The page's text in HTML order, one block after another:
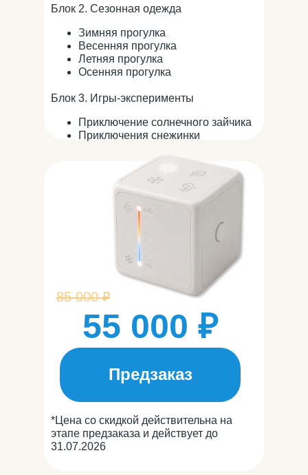
85 000 ₽
55 000 ₽
Блок 2. Сезонная одежда
Зимняя прогулка
Весенняя прогулка
Летняя прогулка
Осенняя прогулка
Блок 3. Игры-эксперименты
Приключение солнечного зайчика
Приключения снежинки
*Цена со скидкой действительна на
этапе предзаказа и действует до
31.07.2026
Предзаказ